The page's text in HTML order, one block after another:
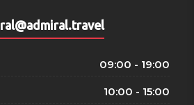
09:00 - 19:00
10:00 - 15:00